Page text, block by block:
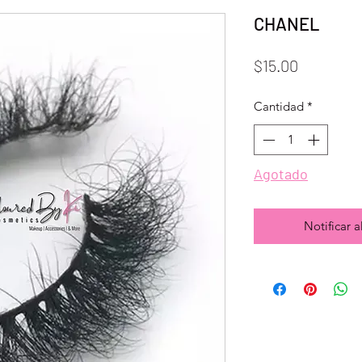
CHANEL
$15.00
Cantidad *
Agotado
Notificar